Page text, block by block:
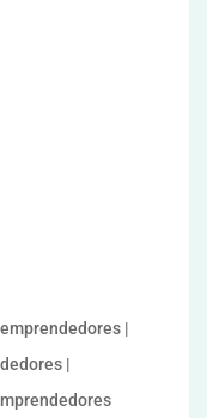
emprendedores |
|